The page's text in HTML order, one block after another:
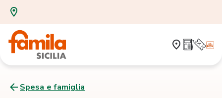
Spesa e famiglia